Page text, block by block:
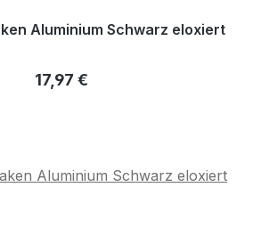
Aluminium Schwarz eloxiert
Regulärer Preis:
17,97 €